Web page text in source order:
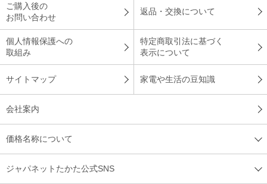
ご購入後の
お問い合わせ
返品・交換について
個人情報保護への
取組み
特定商取引法に基づく
表示について
サイトマップ 家電や生活の豆知識
会社案内
価格名称について
ジャパネットたかた公式SNS